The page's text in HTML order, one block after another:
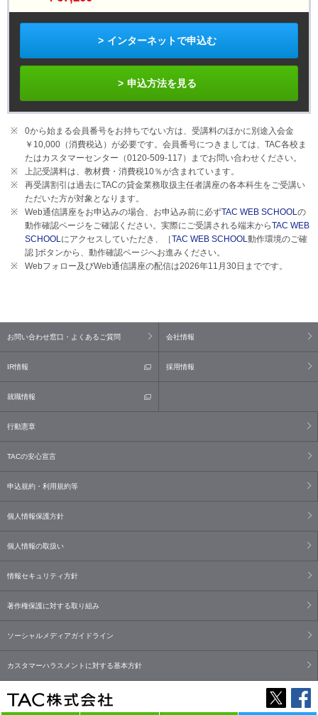
インターネットで申込む
申込方法を見る
0から始まる会員番号をお持ちでない方は、受講料のほかに別途入会金
￥10,000（消費税込）が必要です。会員番号につきましては、TAC各校ま
たはカスタマーセンター（0120-509-117）までお問い合わせください。
上記受講料は、教材費・消費税10％が含まれています。
再受講割引は過去にTACの貸金業務取扱主任者講座の各本科生をご受講い
ただいた方が対象となります。
Web通信講座をお申込みの場合、お申込み前に必ずTAC WEB SCHOOLの
動作確認ページをご確認ください。実際にご受講される端末からTAC WEB
SCHOOLにアクセスしていただき、［TAC WEB SCHOOL動作環境のご確
認 ]ボタンから、動作確認ページへお進みください。
Webフォロー及びWeb通信講座の配信は2026年11月30日までです。
お問い合わせ窓口・よくあるご質問 会社情報
IR情報 採用情報
就職情報
行動憲章
TACの安心宣言
申込規約・利用規約等
個人情報保護方針
個人情報の取扱い
情報セキュリティ方針
著作権保護に対する取り組み
ソーシャルメディアガイドライン
カスタマーハラスメントに対する基本方針